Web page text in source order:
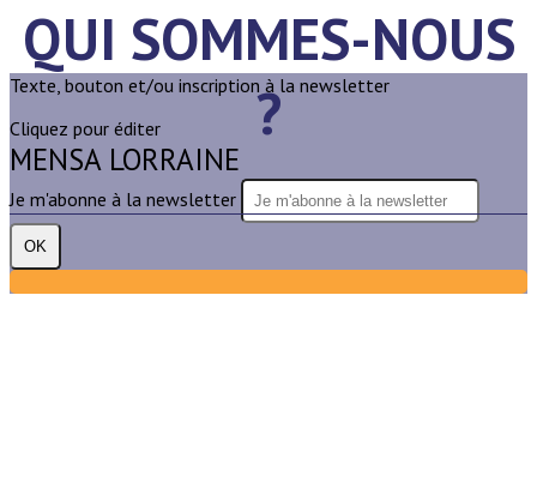
Texte, bouton et/ou inscription à la newsletter
Cliquez pour éditer
MENSA LORRAINE
Je m'abonne à la newsletter
OK
QUI SOMMES-NOUS
?